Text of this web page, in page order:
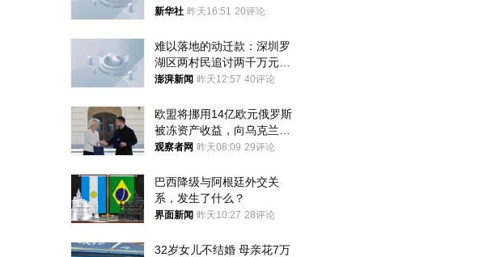
新华社 昨天16:51 20评论
难以落地的动迁款：深圳罗
湖区两村民追讨两千万元动
迁款八年未果
澎湃新闻 昨天12:57 40评论
欧盟将挪用14亿欧元俄罗斯
被冻资产收益，向乌克兰提
供援助
观察者网 昨天08:09 29评论
巴西降级与阿根廷外交关
系，发生了什么？
界面新闻 昨天10:27 28评论
32岁女儿不结婚 母亲花7万